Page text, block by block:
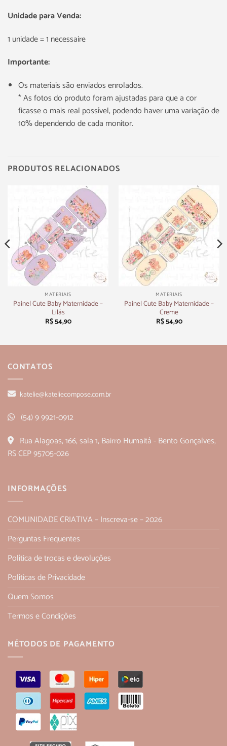
Unidade para Venda:
1 unidade = 1 necessaire
Importante:
Os materiais são enviados enrolados.
* As fotos do produto foram ajustadas para que a cor
ficasse o mais real possível, podendo haver uma variação de
10% dependendo de cada monitor.
PRODUTOS RELACIONADOS
MATERIAIS
Painel Cute Baby Maternidade –
Lilás
R$54,90
MATERIAIS
Painel Cute Baby Maternidade –
Creme
R$54,90
CONTATOS
katelie@kateliecompose.com.br
(54) 9 9921-0912
Rua Alagoas, 166, sala 1, Bairro Humaitá - Bento Gonçalves,
RS CEP 95705-026
INFORMAÇÕES
COMUNIDADE CRIATIVA – Inscreva-se – 2026
Perguntas Frequentes
Política de trocas e devoluções
Políticas de Privacidade
Quem Somos
Termos e Condições
MÉTODOS DE PAGAMENTO